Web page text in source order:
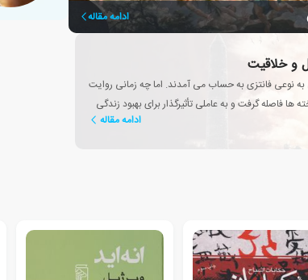
ادامه مقاله
و خلاقیت
به نوعی فانتزی به حساب می آمدند. اما چه زمانی روایت
ها فاصله گرفت و به عاملی تأثیرگذار برای بهبود زندگی
ادامه مقاله